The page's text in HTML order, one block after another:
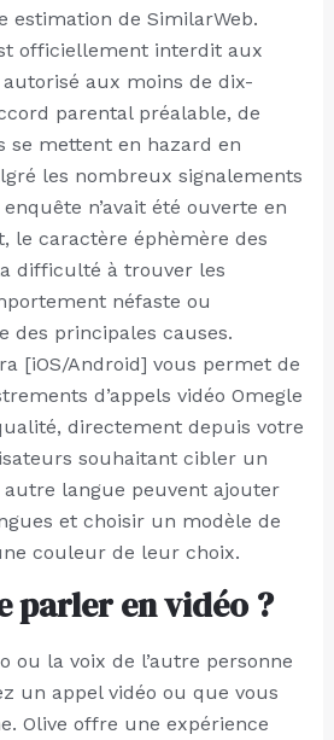
estimation de SimilarWeb.
officiellement interdit aux
aux moins de dix-
parental préalable, de
se mettent en hazard en
les nombreux signalements
n’avait été ouverte en
le caractère éphèmère des
difficulté à trouver les
néfaste ou
des principales causes.
[iOS/Android] vous permet de
d’appels vidéo Omegle
directement depuis votre
souhaitant cibler un
langue peuvent ajouter
et choisir un modèle de
couleur de leur choix.
parler en vidéo ?
ou la voix de l’autre personne
un appel vidéo ou que vous
Olive offre une expérience